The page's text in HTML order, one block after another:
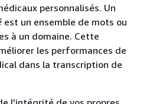
personnalisés. Un
est un ensemble de mots ou
à un domaine. Cette
les performances de
dans la transcription de